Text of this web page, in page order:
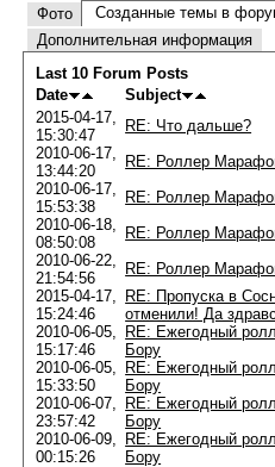
Фото
Созданные темы в
Дополнительная информация
Last 10 Forum Posts
Date
Subject
2015-04-17,
15:30:47
RE: Что дальше?
2010-06-17,
13:44:20
RE: Роллер
2010-06-17,
15:53:38
RE: Роллер
2010-06-18,
08:50:08
RE: Роллер
2010-06-22,
21:54:56
RE: Роллер
2015-04-17,
15:24:46
RE: Пропуска в
отменили! Да
2010-06-05,
15:17:46
RE: Ежегодный
Бору
2010-06-05,
15:33:50
RE: Ежегодный
Бору
2010-06-07,
23:57:42
RE: Ежегодный
Бору
2010-06-09,
00:15:26
RE: Ежегодный
Бору